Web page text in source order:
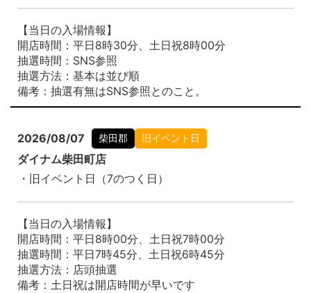
【当日の入場情報】
開店時間：平日8時30分、土日祝8時00分
抽選時間：SNS参照
抽選方法：基本は並び順
備考：抽選有無はSNS参照とのこと。
2026/08/07 柴田郡 旧イベント日
ダイナム柴田町店
・旧イベント日（7のつく日）
【当日の入場情報】
開店時間：平日8時00分、土日祝7時00分
抽選時間：平日7時45分、土日祝6時45分
抽選方法：店頭抽選
備考：土日祝は開店時間が早いです